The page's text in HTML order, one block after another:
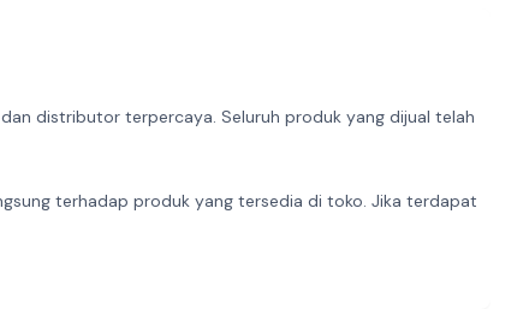
distributor terpercaya. Seluruh produk yang dijual telah
terhadap produk yang tersedia di toko. Jika terdapat